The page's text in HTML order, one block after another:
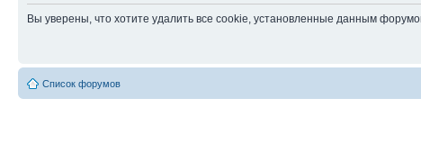
Вы уверены, что хотите удалить все cookie, установленные данным
Список форумов